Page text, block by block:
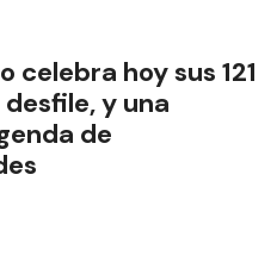
celebra hoy sus 121
y una
de